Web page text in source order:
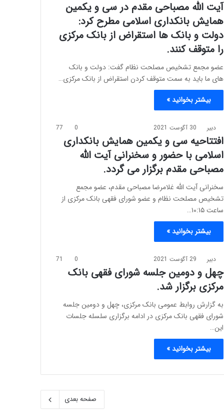
آیت الله مصباحی مقدم در سی و یکمین
همایش بانکداری اسلامی مطرح کرد:
دولت و بانک ها استقراض از بانک مرکزی
را متوقف کنند.
عضو مجمع تشخیص مصلحت نظام گفت: دولت و بانک
های ما باید به سمت متوقف کردن استقراض از بانک مرکزی…
بیشتر بخوانید »
دبیر 30 آگوست 2021 0
77
افتتاحیه سی و یکمین همایش بانکداری
اسلامی با حضور و سخنرانی آیت الله
مصباحی مقدم برگزار می گردد.
سخنرانی آیت الله غلامرضا مصباحی مقدم، عضو مجمع
تشخیص مصلحت نظام و عضو شورای فقهی بانک مرکزی از
ساعت ۱۰:۱۵…
بیشتر بخوانید »
دبیر 29 آگوست 2021 0
71
چهل و دومین جلسه شورای فقهی بانک
مرکزی برگزار شد.
به گزارش روابط عمومی بانک مرکزی، چهل و دومین جلسه
شورای فقهی بانک مرکزی در ادامه برگزاری سلسله جلسات
این…
بیشتر بخوانید »
صفحه بعدی